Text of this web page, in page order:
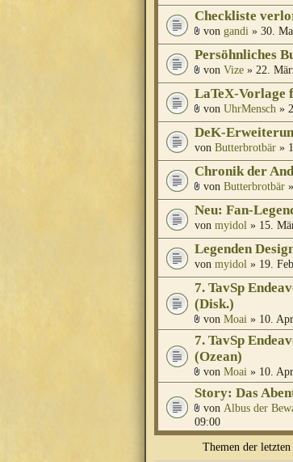
Checkliste
von gandi » 30.
Persöhnliches
von Vize » 22.
LaTeX-Vorlage
von UhrMensch »
DeK-
von Butterbrotbär »
Chronik der
von Butterbrotbär
Neu: Fan-
von myidol » 15.
Legenden
von myidol » 19.
7. TavSp
(Disk.)
von Moai » 10.
7. TavSp
(Ozean)
von Moai » 10.
Story: Das
von Albus der
09:00
Themen der